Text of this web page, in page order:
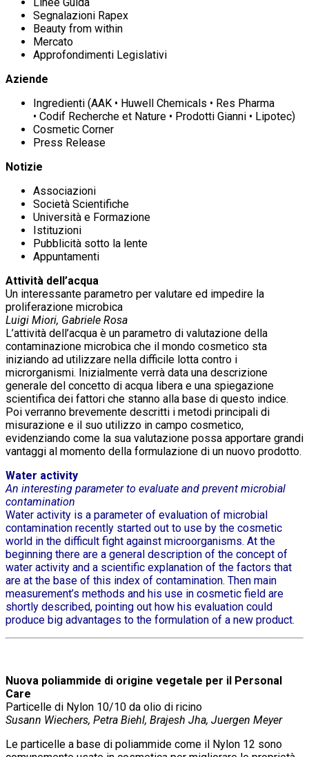
Segnalazioni Rapex
Beauty from within
Mercato
Approfondimenti Legislativi
Aziende
Ingredienti (AAK • Huwell Chemicals • Res Pharma
• Codif Recherche et Nature • Prodotti Gianni • Lipotec)
Cosmetic Corner
Press Release
Notizie
Associazioni
Società Scientifiche
Università e Formazione
Istituzioni
Pubblicità sotto la lente
Appuntamenti
Attività dell’acqua
Un interessante parametro per valutare ed impedire la
proliferazione microbica
Luigi Miori, Gabriele Rosa
L’attività dell’acqua è un parametro di valutazione della
contaminazione microbica che il mondo cosmetico sta
iniziando ad utilizzare nella difficile lotta contro i
microrganismi. Inizialmente verrà data una descrizione
generale del concetto di acqua libera e una spiegazione
scientifica dei fattori che stanno alla base di questo indice.
Poi verranno brevemente descritti i metodi principali di
misurazione e il suo utilizzo in campo cosmetico,
evidenziando come la sua valutazione possa apportare grandi
vantaggi al momento della formulazione di un nuovo prodotto.
Water activity
An interesting parameter to evaluate and prevent microbial
contamination
Water activity is a parameter of evaluation of microbial
contamination recently started out to use by the cosmetic
world in the difficult fight against microorganisms. At the
beginning there are a general description of the concept of
water activity and a scientific explanation of the factors that
are at the base of this index of contamination. Then main
measurement’s methods and his use in cosmetic field are
shortly described, pointing out how his evaluation could
produce big advantages to the formulation of a new product.
Nuova poliammide di origine vegetale per il Personal
Care
Particelle di Nylon 10/10 da olio di ricino
Susann Wiechers, Petra Biehl, Brajesh Jha, Juergen Meyer
Le particelle a base di poliammide come il Nylon 12 sono